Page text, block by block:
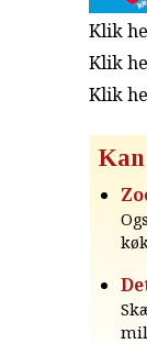
Klik
Klik
Klik
Kan